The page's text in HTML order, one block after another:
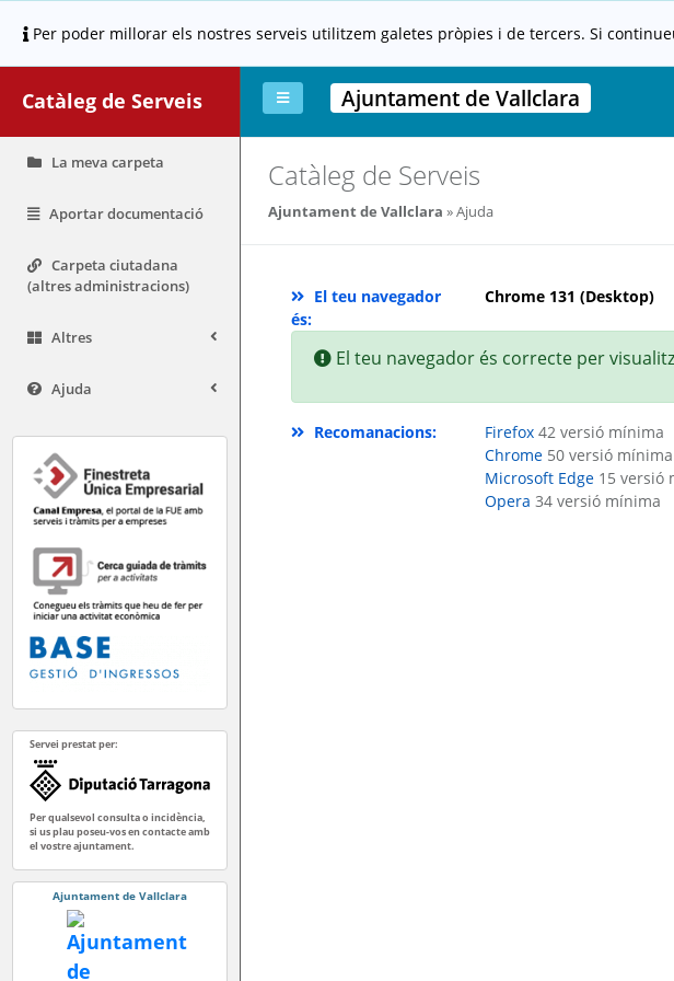
Per poder millorar els nostres serveis utilitzem galetes pròpies i de tercers. Si
Catàleg de Serveis
La meva carpeta
Aportar documentació
Carpeta ciutadana
(altres administracions)
Altres
Ajuda
Servei prestat per:
Per qualsevol consulta o incidència,
si us plau poseu-vos en contacte amb
el vostre ajuntament.
Ajuntament de Vallclara
Ajuntament de Vallclara
Catàleg de Serveis
Ajuntament de Vallclara Ajuda
El teu navegador
és:
Chrome 131 (Desktop)
El teu navegador és correcte per
Recomanacions: Firefox 42 versió mínima
Chrome 50 versió mínima
Microsoft Edge 15 versió
Opera 34 versió mínima